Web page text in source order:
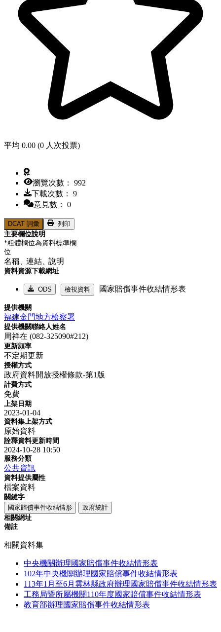
平均 0.00 (0 人次投票)
瀏覽次數： 992
下載次數： 9
意見數： 0
DCAT 詞彙
列印
主要欄位說明
*粗體欄位為資料標準欄
位
名稱、連結、說明
資料資源下載網址
ODS 檢視資料 國家賠償事件收結情形表
提供機關
福建金門地方檢察署
提供機關聯絡人姓名
周祥在 (082-325090#212)
更新頻率
不定期更新
授權方式
政府資料開放授權條款-第1版
計費方式
免費
上架日期
2023-01-04
資料集上架方式
原始資料
詮釋資料更新時間
2024-10-28 10:50
服務分類
公共資訊
資料提供屬性
檔案資料
關鍵字
國家賠償事件收結情形
政府統計
相關網址
備註
相關資料集
中央機關辦理國家賠償事件收結情形表
102年中央機關辦理國家賠償事件收結情形表
113年1月至6月雲林縣政府辦理國家賠償事件收結情形表
工務局暨所屬機關110年度國家賠償事件收結情形表
教育部辦理國家賠償事件收結情形表